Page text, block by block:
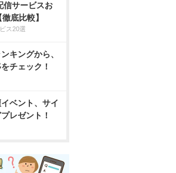
信サービスお
底比較】
ス20選
キングから、
チェック！
ベント、サイ
レゼント！